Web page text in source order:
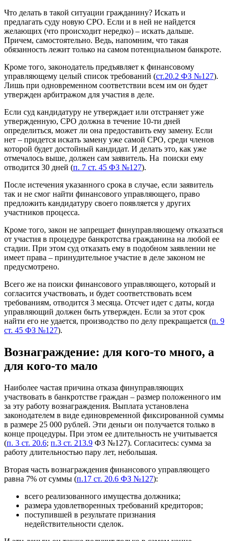
Что делать в такой ситуации гражданину? Искать и
предлагать суду новую СРО. Если и в ней не найдется
желающих (что происходит нередко) – искать дальше.
Причем, самостоятельно. Ведь, напомним, что такая
обязанность лежит только на самом потенциальном банкроте.
Кроме того, законодатель предъявляет к финансовому
управляющему целый список требований (ст.20.2 ФЗ №127).
Лишь при одновременном соответствии всем им он будет
утвержден арбитражом для участия в деле.
Если суд кандидатуру не утверждает или отстраняет уже
утвержденную, СРО должна в течение 10-ти дней
определиться, может ли она предоставить ему замену. Если
нет – придется искать замену уже самой СРО, среди членов
которой будет достойный кандидат. И делать это, как уже
отмечалось выше, должен сам заявитель. На поиски ему
отводится 30 дней (п. 7 ст. 45 ФЗ №127).
После истечения указанного срока в случае, если заявитель
так и не смог найти финансового управляющего, право
предложить кандидатуру своего появляется у других
участников процесса.
Кроме того, закон не запрещает финуправляющему отказаться
от участия в процедуре банкротства гражданина на любой ее
стадии. При этом суд отказать ему в подобном заявлении не
имеет права – принудительное участие в деле законом не
предусмотрено.
Всего же на поиски финансового управляющего, который и
согласится участвовать, и будет соответствовать всем
требованиям, отводится 3 месяца. Отсчет идет с даты, когда
управляющий должен быть утвержден. Если за этот срок
найти его не удается, производство по делу прекращается (п. 9
ст. 45 ФЗ №127).
Вознаграждение: для кого-то много, а
для кого-то мало
Наиболее частая причина отказа финуправляющих
участвовать в банкротстве граждан – размер положенного им
за эту работу вознаграждения. Выплата установлена
законодателем в виде единовременной фиксированной суммы
в размере 25 000 рублей. Эти деньги он получается только в
конце процедуры. При этом ее длительность не учитывается
(п. 3 ст. 20.6; п.3 ст. 213.9 ФЗ №127). Согласитесь: сумма за
работу длительностью пару лет, небольшая.
Вторая часть вознаграждения финансового управляющего
равна 7% от суммы (п.17 ст. 20.6 ФЗ №127):
всего реализованного имущества должника;
размера удовлетворенных требований кредиторов;
поступившей в результате признания
недействительности сделок.